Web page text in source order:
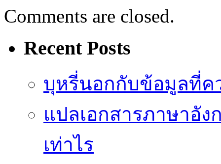
Comments are closed.
Recent Posts
บุหรี่นอกกับข้อมูลที่ค
แปลเอกสารภาษาอั
เท่าไร